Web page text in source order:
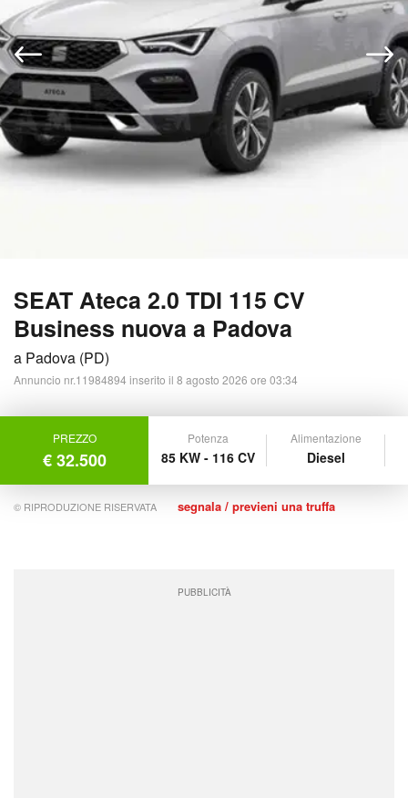
SEAT Ateca 2.0 TDI 115 CV
Business nuova a Padova
a Padova (PD)
Annuncio nr.11984894 inserito il 8 agosto 2026 ore 03:34
PREZZO
€ 32.500
Potenza
85 KW - 116 CV
Alimentazione
Diesel
© RIPRODUZIONE RISERVATA segnala / previeni una truffa
PUBBLICITÀ